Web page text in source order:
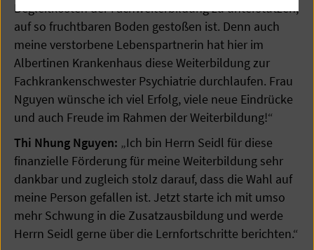
Begleitkosten der Fachweiterbildung zu unterstützen,
auf so fruchtbaren Boden gestoßen ist. Denn auch
meine verstorbene Lebenspartnerin hat hier im
Albertinen Krankenhaus diese Weiterbildung zur
Fachkrankenschwester Psychiatrie durchlaufen. Frau
Nguyen wünsche ich viel Erfolg, viele neue Eindrücke
und auch Freude im Rahmen der Weiterbildung!“
Thi Nhung Nguyen: „Ich bin Herrn Seidl für diese
finanzielle Förderung für meine Weiterbildung sehr
dankbar und zugleich stolz darauf, dass die Wahl auf
meine Person gefallen ist. Jetzt starte ich mit umso
mehr Schwung in die Zusatzausbildung und werde
Herrn Seidl gerne über die Lernfortschritte berichten.“